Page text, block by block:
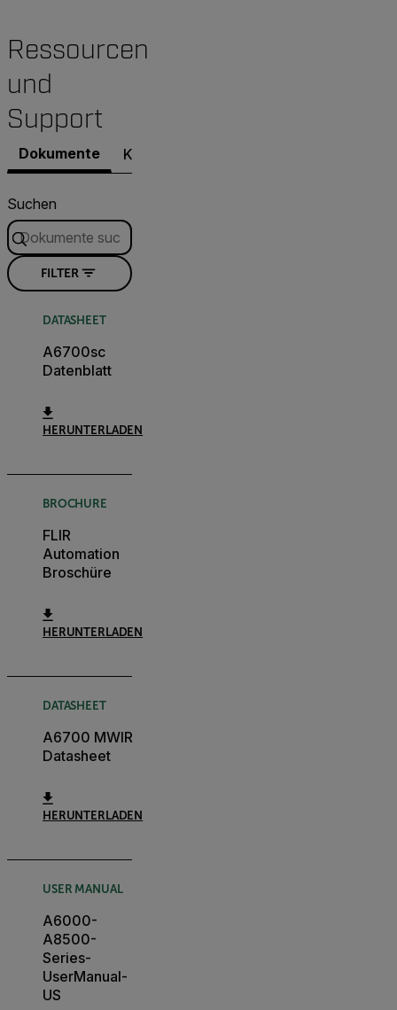
Ressourcen
und
Support
Dokumente Kontakt zu unserem Support
Suchen
FILTER
DATASHEET
A6700sc
Datenblatt
HERUNTERLADEN
BROCHURE
FLIR
Automation
Broschüre
HERUNTERLADEN
DATASHEET
A6700 MWIR
Datasheet
HERUNTERLADEN
USER MANUAL
A6000-
A8500-
Series-
UserManual-
US